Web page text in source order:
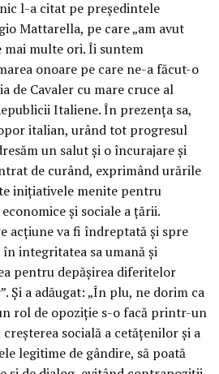
l-a citat pe președintele
Mattarella, pe care „am avut
multe ori. Îi suntem
onoare pe care ne-a făcut-o
de Cavaler cu mare cruce al
Italiene. În prezența sa,
italian, urând tot progresul
un salut și o încurajare și
de curând, exprimând urările
inițiativele menite pentru
și sociale a țării.
acțiune va fi îndreptată și spre
integritatea sa umană și
pentru depășirea diferitelor
Și a adăugat: „În plu, ne dorim ca
rol de opoziție s-o facă printr-un
socială a cetățenilor și a
legitime de gândire, să poată